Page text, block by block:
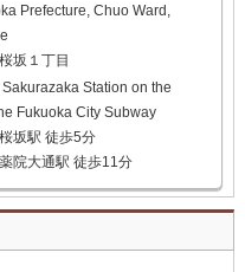
Prefecture, Chuo Ward,
坂１丁目
Station on the
Fukuoka City Subway
坂駅 徒歩5分
院大通駅 徒歩11分